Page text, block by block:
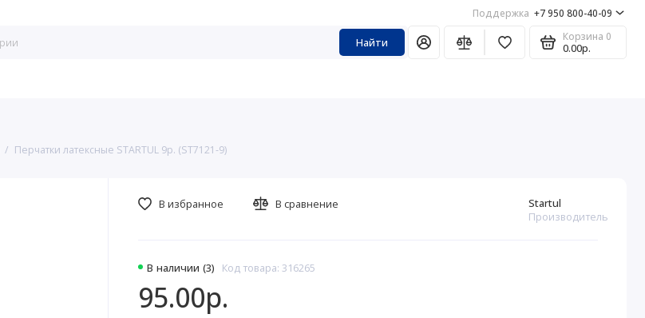
Поддержка +7 950 800-40-09
Найти Корзина 0
0.00р.
Перчатки латексные STARTUL 9р. (ST7121-9)
В наличии (3) Код товара: 316265
Startul
Производитель
95.00р.
В избранное В сравнение